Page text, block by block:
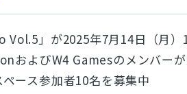
Vol.5」が2025年7月14日（月）
およびW4 Gamesのメンバーが
ース参加者10名を募集中